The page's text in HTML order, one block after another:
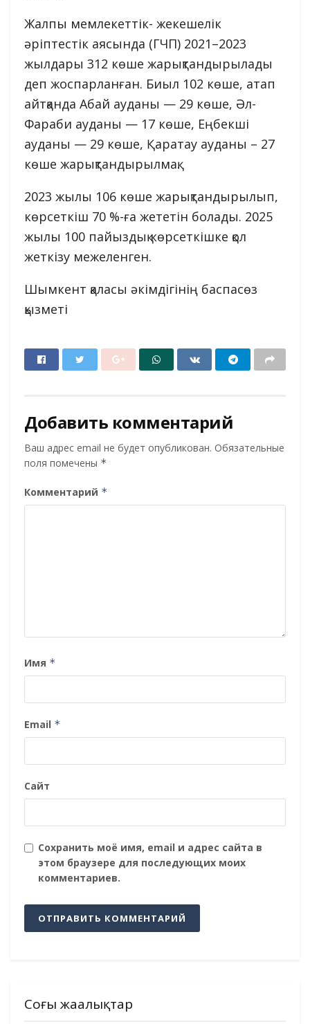
Жалпы мемлекеттік- жекешелік
әріптестік аясында (ГЧП) 2021–2023
жылдары 312 көше жарықтандырылады
деп жоспарланған. Биыл 102 көше, атап
айтқанда Абай ауданы — 29 көше, Әл-
Фараби ауданы — 17 көше, Еңбекші
ауданы — 29 көше, Қаратау ауданы – 27
көше жарықтандырылмақ.
2023 жылы 106 көше жарықтандырылып,
көрсеткіш 70 %-ға жететін болады. 2025
жылы 100 пайыздық көрсеткішке қол
жеткізу межеленген.
Шымкент қаласы әкімдігінің баспасөз
қызметі
Добавить комментарий
Ваш адрес email не будет опубликован. Обязательные
поля помечены *
Комментарий *
Имя *
Email *
Сайт
Сохранить моё имя, email и адрес сайта в
этом браузере для последующих моих
комментариев.
Соңғы жаңалықтар